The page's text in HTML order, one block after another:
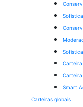
Carteira
Carteira
Smart
Carteiras globais